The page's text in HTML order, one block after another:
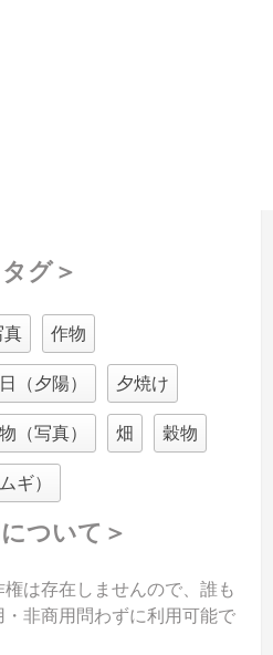
グ＞
真 作物
（夕陽） 夕焼け
（写真） 畑 穀物
ギ）
ついて＞
は存在しませんので、誰も
非商用問わずに利用可能で